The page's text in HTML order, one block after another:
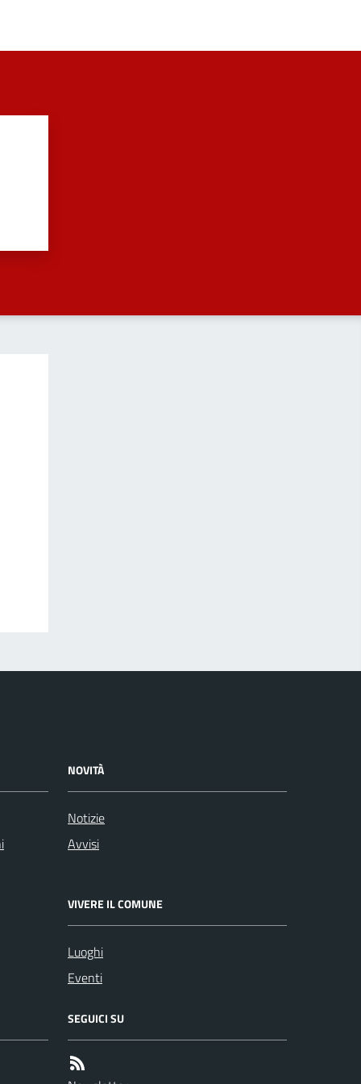
NOVITÀ
Notizie
Avvisi
VIVERE IL COMUNE
Luoghi
Eventi
SEGUICI SU